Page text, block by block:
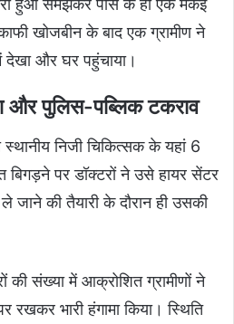
हुआ समझकर पास के ही एक मकई
खोजबीन के बाद एक ग्रामीण ने
देखा और घर पहुंचाया।
पुलिस-पब्लिक टकराव
निजी चिकित्सक के यहां 6
बिगड़ने पर डॉक्टरों ने उसे हायर सेंटर
जाने की तैयारी के दौरान ही उसकी
की संख्या में आक्रोशित ग्रामीणों ने
भारी हंगामा किया। स्थिति